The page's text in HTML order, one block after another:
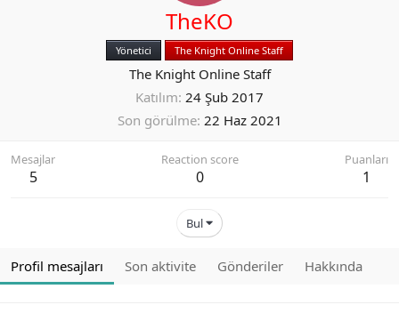
TheKO
Yönetici The Knight Online Staff
The Knight Online Staff
Katılım 24 Şub 2017
Son görülme 22 Haz 2021
Mesajlar
5
Reaction score
0
Puanları
1
Bul
Profil mesajları Son aktivite Gönderiler Hakkında